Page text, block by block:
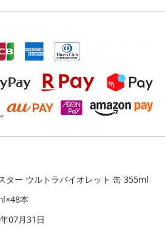
ター ウルトラバイオレット 缶 355ml
本
07月31日